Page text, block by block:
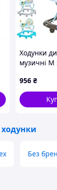
Ходунки
музичні M
956 ₴
ходунки
Без